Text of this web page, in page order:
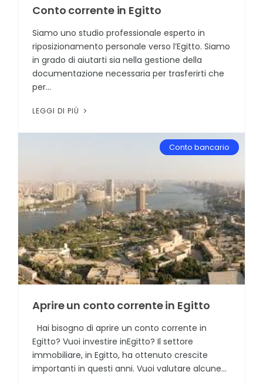
Conto corrente in Egitto
Siamo uno studio professionale esperto in
riposizionamento personale verso l’Egitto. Siamo
in grado di aiutarti sia nella gestione della
documentazione necessaria per trasferirti che
per...
LEGGI DI PIÙ
Conto bancario
Aprire un conto corrente in Egitto
Hai bisogno di aprire un conto corrente in
Egitto? Vuoi investire inEgitto? Il settore
immobiliare, in Egitto, ha ottenuto crescite
importanti in questi anni. Vuoi valutare alcune...